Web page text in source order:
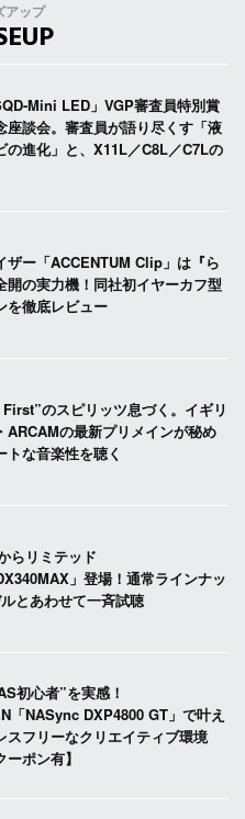
アップ
Mini LED」VGP審査員特別賞
座談会。審査員が語り尽くす「液
の進化」と、X11L／C8L／C7Lの
ザー「ACCENTUM Clip」は『ら
開の実力機！同社初イヤーカフ型
を徹底レビュー
のスピリッツ息づく。イギリ
ARCAMの最新プリメインが秘め
トな音楽性を聴く
らリミテッド
」登場！通常ラインナッ
とあわせて一斉試聴
初心者”を実感！
「NASync DXP4800 GT」で叶え
スフリーなクリエイティブ環境
ーポン有】